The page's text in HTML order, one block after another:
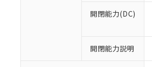
開閉能力(DC)
開閉能力説明